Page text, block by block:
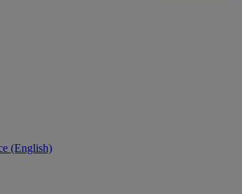
(English)